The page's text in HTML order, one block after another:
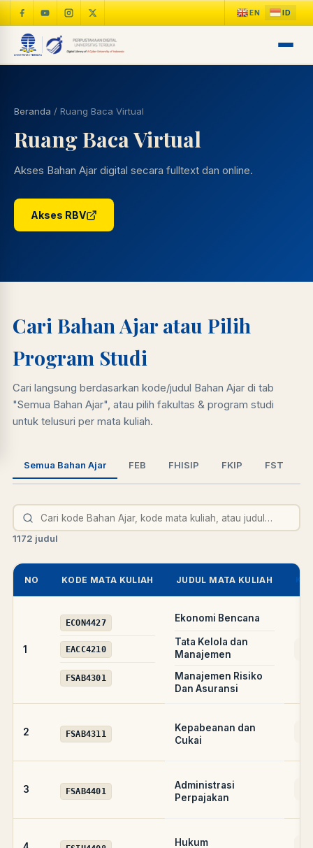
Beranda / Ruang Baca Virtual
Ruang Baca Virtual
Akses Bahan Ajar digital secara fulltext dan online.
Akses RBV
Cari Bahan Ajar atau Pilih
Program Studi
Cari langsung berdasarkan kode/judul Bahan Ajar di tab
"Semua Bahan Ajar", atau pilih fakultas & program studi
untuk telusuri per mata kuliah.
Semua Bahan Ajar FEB FHISIP FKIP FST
1172 judul
NO KODE MATA KULIAH JUDUL MATA KULIAH
1
ECON4427
EACC4210
FSAB4301
Ekonomi Bencana
Tata Kelola dan
Manajemen
Manajemen Risiko
Dan Asuransi
2 FSAB4311
Kepabeanan dan
Cukai
3 FSAB4401
Administrasi
Perpajakan
Hukum
LIBNARA
LIBRARY NAVIGASI AKSES
REFERENSI AKADEMIK
Online A±